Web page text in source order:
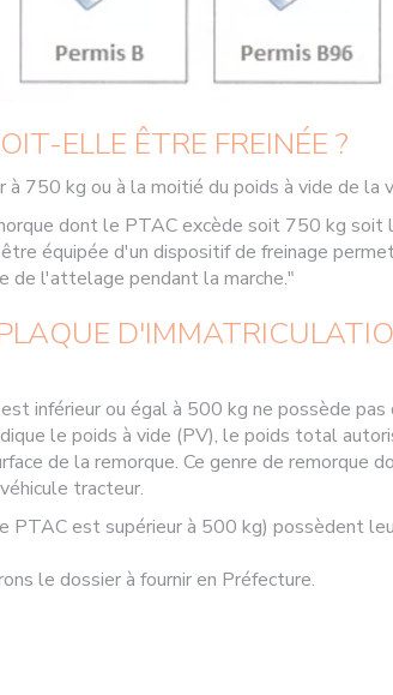
ELLE ÊTRE FREINÉE ?
à 750 kg ou à la moitié du poids à vide de la
dont le PTAC excède soit 750 kg soit
équipée d'un dispositif de freinage
de l'attelage pendant la marche."
inférieur ou égal à 500 kg ne possède pas
le poids à vide (PV), le poids total
de la remorque. Ce genre de remorque
tracteur.
PTAC est supérieur à 500 kg) possèdent
le dossier à fournir en Préfecture.